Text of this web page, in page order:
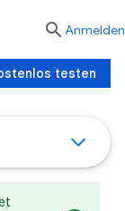
 Anmelden
testen